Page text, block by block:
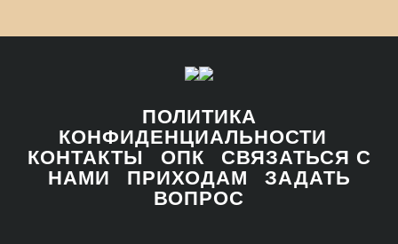
ПОЛИТИКА
КОНФИДЕНЦИАЛЬНОСТИ
КОНТАКТЫ
ОПК
СВЯЗАТЬСЯ С
НАМИ
ПРИХОДАМ
ЗАДАТЬ
ВОПРОС